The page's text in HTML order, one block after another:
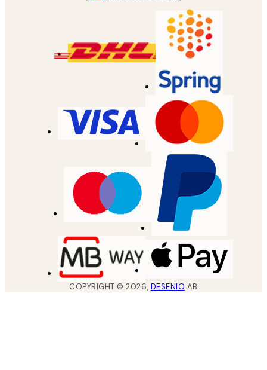
COPYRIGHT ©2026, DESENIO AB